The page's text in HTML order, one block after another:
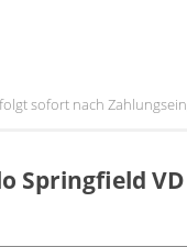
sofort nach
Springfield